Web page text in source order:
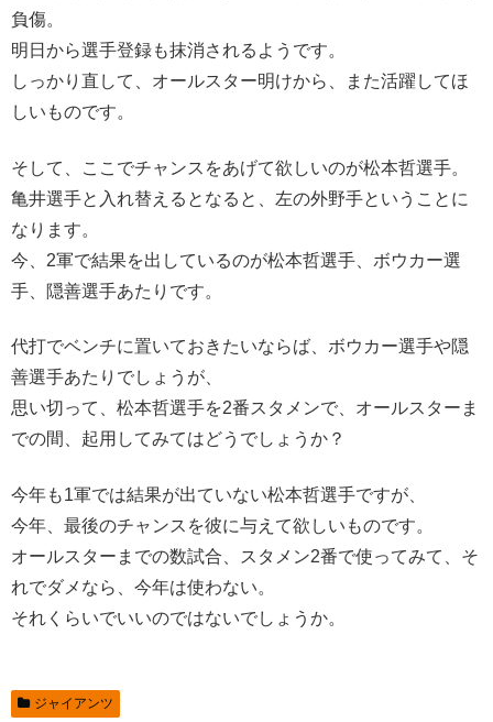
負傷。
明日から選手登録も抹消されるようです。
しっかり直して、オールスター明けから、また活躍してほ
しいものです。
そして、ここでチャンスをあげて欲しいのが松本哲選手。
亀井選手と入れ替えるとなると、左の外野手ということに
なります。
今、2軍で結果を出しているのが松本哲選手、ボウカー選
手、隠善選手あたりです。
代打でベンチに置いておきたいならば、ボウカー選手や隠
善選手あたりでしょうが、
思い切って、松本哲選手を2番スタメンで、オールスターま
での間、起用してみてはどうでしょうか？
今年も1軍では結果が出ていない松本哲選手ですが、
今年、最後のチャンスを彼に与えて欲しいものです。
オールスターまでの数試合、スタメン2番で使ってみて、そ
れでダメなら、今年は使わない。
それくらいでいいのではないでしょうか。
ジャイアンツ